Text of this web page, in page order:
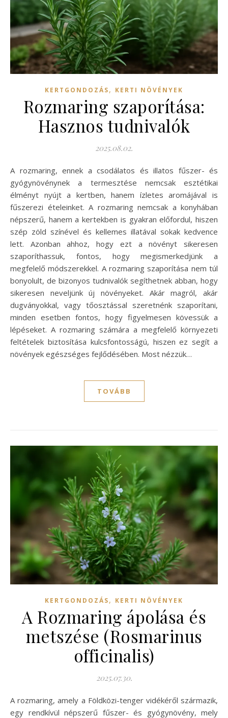
KERTGONDOZÁS, KERTI NÖVÉNYEK
Rozmaring szaporítása:
Hasznos tudnivalók
2025.08.02.
A rozmaring, ennek a csodálatos és illatos fűszer- és
gyógynövénynek a termesztése nemcsak esztétikai
élményt nyújt a kertben, hanem ízletes aromájával is
fűszerezi ételeinket. A rozmaring nemcsak a konyhában
népszerű, hanem a kertekben is gyakran előfordul, hiszen
szép zöld színével és kellemes illatával sokak kedvence
lett. Azonban ahhoz, hogy ezt a növényt sikeresen
szaporíthassuk, fontos, hogy megismerkedjünk a
megfelelő módszerekkel. A rozmaring szaporítása nem túl
bonyolult, de bizonyos tudnivalók segíthetnek abban, hogy
sikeresen neveljünk új növényeket. Akár magról, akár
dugványokkal, vagy tőosztással szeretnénk szaporítani,
minden esetben fontos, hogy figyelmesen kövessük a
lépéseket. A rozmaring számára a megfelelő környezeti
feltételek biztosítása kulcsfontosságú, hiszen ez segít a
növények egészséges fejlődésében. Most nézzük…
TOVÁBB
KERTGONDOZÁS, KERTI NÖVÉNYEK
A Rozmaring ápolása és
metszése (Rosmarinus
officinalis)
2025.07.30.
A rozmaring, amely a Földközi-tenger vidékéről származik,
egy rendkívül népszerű fűszer- és gyógynövény, mely